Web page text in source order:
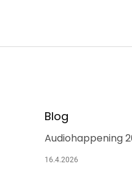
Blog
Audiohappening
16.4.2026